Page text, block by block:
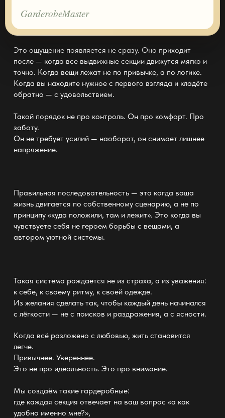
GarderobeMaster
Это ощущение появляется не сразу. Оно приходит
после — когда все выдвижные секции движутся мягко и
точно. Когда вещи лежат не по привычке, а по логике.
Когда вы находите нужное с первого взгляда и кладёте
обратно — с удовольствием.
Такой порядок не про контроль. Он про комфорт. Про
заботу.
Он не требует усилий — наоборот, он снимает лишнее
напряжение.
Правильная последовательность — это когда ваша
жизнь двигается по собственному сценарию, а не по
принципу «куда положили, там и лежит». Это когда вы
чувствуете себя не героем борьбы с вещами, а
автором уютной системы.
Такая система рождается не из страха, а из уважения:
к себе, к своему ритму, к своей одежде.
Из желания сделать так, чтобы каждый день начинался
с лёгкости — не с поисков и раздражения, а с ясности.
Когда всё разложено с любовью, жить становится
легче.
Привычнее. Увереннее.
Это не про идеальность. Это про внимание.
Мы создаём такие гардеробные:
где каждая секция отвечает на ваш вопрос «а как
удобно именно мне?»,